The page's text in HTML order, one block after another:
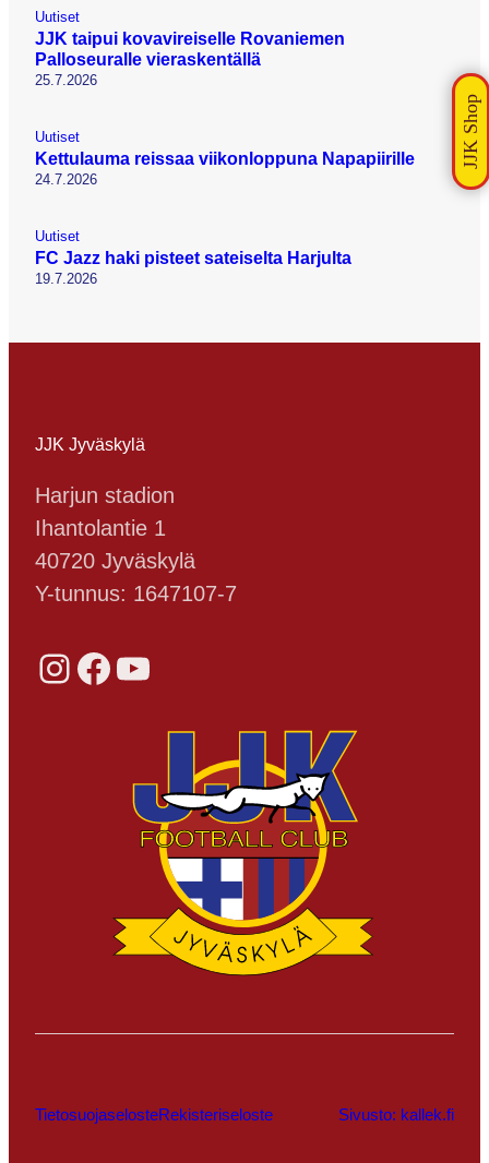
Uutiset
JJK taipui kovavireiselle Rovaniemen
Palloseuralle vieraskentällä
25.7.2026
Uutiset
Kettulauma reissaa viikonloppuna Napapiirille
24.7.2026
Uutiset
FC Jazz haki pisteet sateiselta Harjulta
19.7.2026
JJK Jyväskylä
Harjun stadion
Ihantolantie 1
40720 Jyväskylä
Y-tunnus: 1647107-7
Instagram Facebook YouTube
TietosuojaselosteRekisteriseloste Sivusto: kallek.fi